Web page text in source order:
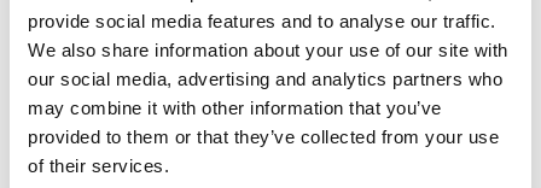
provide social media features and to analyse our traffic.
We also share information about your use of our site with
our social media, advertising and analytics partners who
may combine it with other information that you’ve
provided to them or that they’ve collected from your use
of their services.
Verlängerung der Produktlebenszyklen durch Praktiken der
Kreislaufwirtschaft, nachhaltige Materialien,
Wiederaufbereitung und intelligente
Wertschöpfungsketten.
Durch SHAPE können wir neue Geschäftskonzepte für
Reparatur, Überholung und Wiederaufbereitung pilotieren